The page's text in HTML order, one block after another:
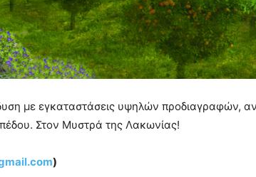
με εγκαταστάσεις υψηλών προδιαγραφών,
Στον Μυστρά της Λακωνίας!
)